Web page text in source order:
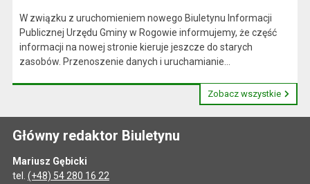
W związku z uruchomieniem nowego Biuletynu Informacji
Publicznej Urzędu Gminy w Rogowie informujemy, że część
informacji na nowej stronie kieruje jeszcze do starych
zasobów. Przenoszenie danych i uruchamianie...
Zobacz wszystkie
Główny redaktor Biuletynu
Mariusz Gębicki
tel. (+48) 54 280 16 22